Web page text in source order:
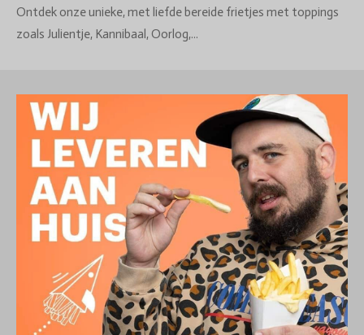
Ontdek onze unieke, met liefde bereide frietjes met toppings
zoals Julientje, Kannibaal, Oorlog,...